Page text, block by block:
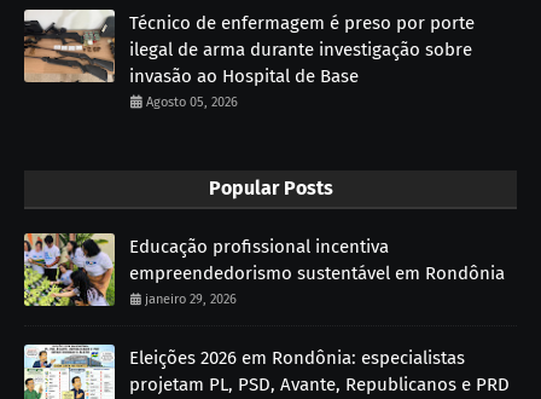
Técnico de enfermagem é preso por porte
ilegal de arma durante investigação sobre
invasão ao Hospital de Base
Agosto 05, 2026
Popular Posts
Educação profissional incentiva
empreendedorismo sustentável em Rondônia
janeiro 29, 2026
Eleições 2026 em Rondônia: especialistas
projetam PL, PSD, Avante, Republicanos e PRD